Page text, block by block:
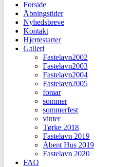
Forside
Åbningstider
Nyhedsbreve
Kontakt
Hjertestarter
Galleri
Fastelavn2002
Fastelavn2003
Fastelavn2004
Fastelavn2005
foraar
sommer
sommerfest
vinter
Tørke 2018
Fastelavn 2019
Åbent Hus 2019
Fastelavn 2020
FAQ